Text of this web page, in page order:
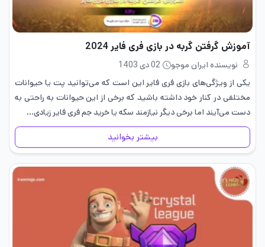
آموزش گرفتن گربه در بازی فری فایر 2024
نویسنده ایران موجو
02 دی 1403
یکی از ویژگی‌های بازی فری فایر این است که می‌توانید پت یا حیوانات
مختلفی در کنار خود داشته باشید که برخی از این حیوانات به راحتی به
دست می‌آیند اما برخی دیگر نیازمند سکه یا خرید جم فری فایر زیادی…
بیشتر بخوانید